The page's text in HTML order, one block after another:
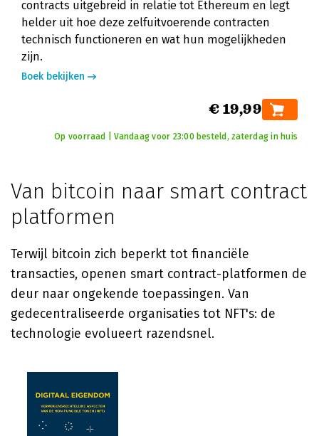
contracts uitgebreid in relatie tot Ethereum en legt
helder uit hoe deze zelfuitvoerende contracten
technisch functioneren en wat hun mogelijkheden
zijn.
Boek bekijken
€ 19,99
Op voorraad | Vandaag voor 23:00 besteld, zaterdag in huis
Van bitcoin naar smart contract
platformen
Terwijl bitcoin zich beperkt tot financiële
transacties, openen smart contract-platformen de
deur naar ongekende toepassingen. Van
gedecentraliseerde organisaties tot NFT's: de
technologie evolueert razendsnel.